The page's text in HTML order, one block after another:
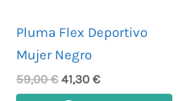
Pluma Flex Deportivo
Mujer Negro
59,00€ 41,30 €